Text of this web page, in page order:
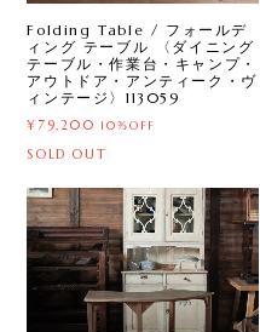
Folding Table / フォールデ
ィング テーブル 〈ダイニング
テーブル・作業台・キャンプ・
アウトドア・アンティーク・ヴ
ィンテージ〉113059
¥79,200 10%OFF
SOLD OUT